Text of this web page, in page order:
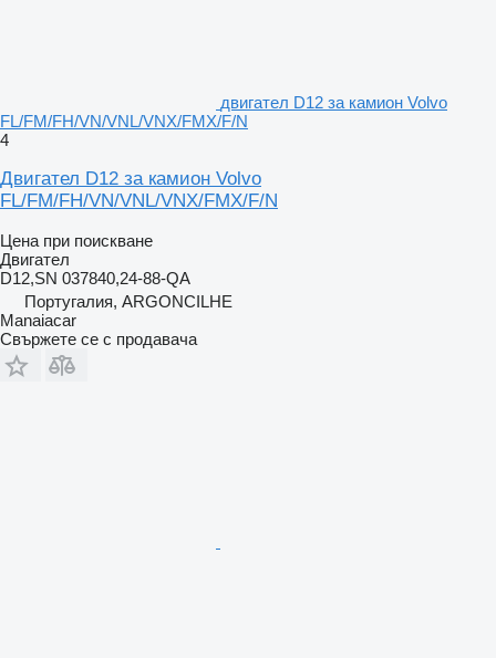
двигател D12 за камион Volvo
FL/FM/FH/VN/VNL/VNX/FMX/F/N
4
Двигател D12 за камион Volvo
FL/FM/FH/VN/VNL/VNX/FMX/F/N
Цена при поискване
Двигател
D12,SN 037840,24-88-QA
Португалия, ARGONCILHE
Manaiacar
Свържете се с продавача